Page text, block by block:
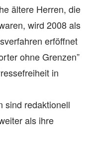
ältere Herren, die
wird 2008 als
erföffnet
ohne Grenzen”
in
sind redaktionell
als ihre